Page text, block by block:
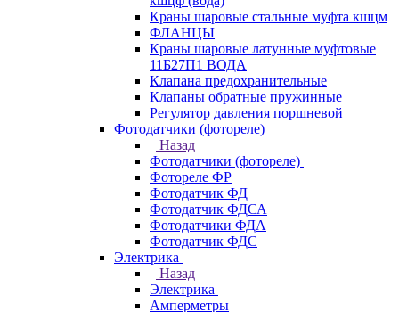
Краны шаровые стальные муфта кшцм
ФЛАНЦЫ
Краны шаровые латунные муфтовые
11Б27П1 ВОДА
Клапана предохранительные
Клапаны обратные пружинные
Регулятор давления поршневой
Фотодатчики (фотореле)
Назад
Фотодатчики (фотореле)
Фотореле ФР
Фотодатчик ФД
Фотодатчик ФДСА
Фотодатчики ФДА
Фотодатчик ФДС
Электрика
Назад
Электрика
Амперметры